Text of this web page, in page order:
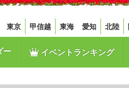
東京 甲信越 東海 愛知 北陸
ー イベントランキング